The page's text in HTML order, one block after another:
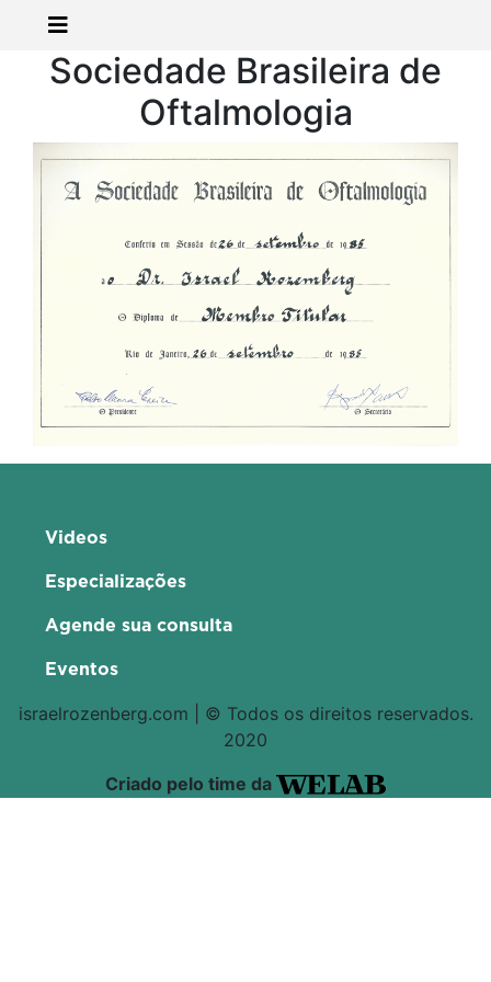
Sociedade Brasileira de
Oftalmologia
Videos
Especializações
Agende sua consulta
Eventos
israelrozenberg.com | © Todos os direitos reservados.
2020
Criado pelo time da